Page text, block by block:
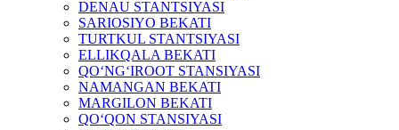
DENAU STANTSIYASI
SARIOSIYO BEKATI
TURTKUL STANTSIYASI
ELLIKQALA BEKATI
QO‘NG‘IROOT STANSIYASI
NAMANGAN BEKATI
MARGILON BEKATI
QO‘QON STANSIYASI